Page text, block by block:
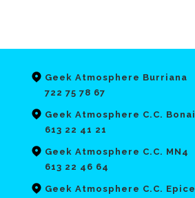
Geek Atmosphere Burriana
722 75 78 67
Geek Atmosphere C.C.
613 22 41 21
Geek Atmosphere C.C. MN4
613 22 46 64
Geek Atmosphere C.C.